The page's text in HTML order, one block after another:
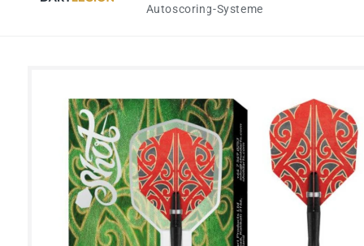
Autoscoring-Systeme
springen